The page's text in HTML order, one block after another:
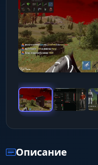
Описание